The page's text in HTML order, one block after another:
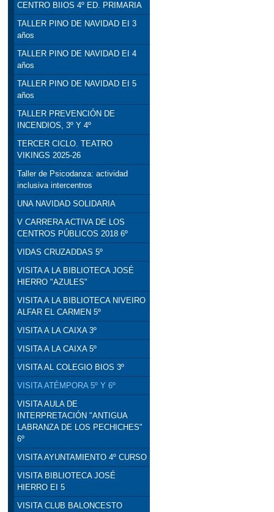
CENTRO BIIOS 4º ED. PRIMARIA
TALLER PINO DE NAVIDAD EI 3
años
TALLER PINO DE NAVIDAD EI 4
años
TALLER PINO DE NAVIDAD EI 5
años
TALLER PREVENCIÓN DE
INCENDIOS, 3º Y 4º
TERCER CICLO. TEATRO
VIKINGS 2025-26
Taller de Psicodanza: actividad
inclusiva intercentros
UNA NAVIDAD SOLIDARIA
V CARRERA ACTIVA DE LOS
CENTROS PÚBLICOS 2018 6º
VIDAS CRUZADDAS 5º
VISITA A LA BIBLIOTECA JOSÉ
HIERRO "AZULES"
VISITA A LA BIBLIOTECA NIVEIRO
ALFAR EL CARMEN 5º
VISITA A LA CAIXA 3º
VISITA A LA CAIXA 5º
VISITA AL COLEGIO BIOS 3º
VISITA ATÉMPORA 5º Y 6º
VISITA AULA DE
INTERPRETACIÓN "ANTIGUA
LABRANZA DE LOS PECHICHES"
6º
VISITA AYUNTAMIENTO 4º CURSO
VISITA BIBLIOTECA JOSÉ
HIERRO EI 5
VISITA CLUB BALONCESTO